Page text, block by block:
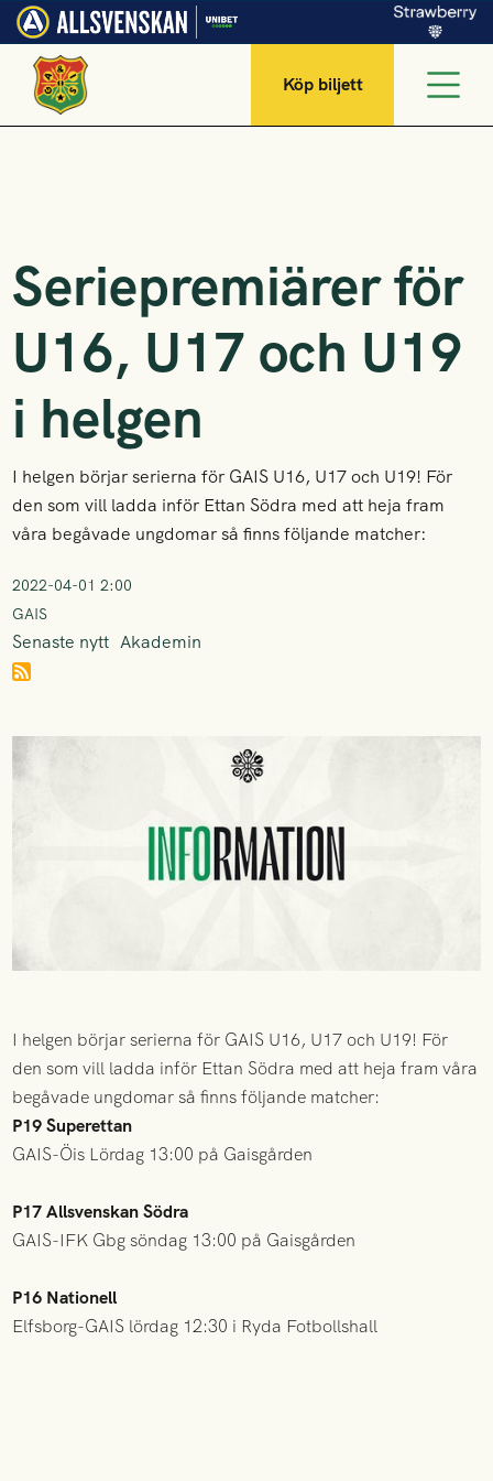
Köp biljett
Seriepremiärer för
U16, U17 och U19
i helgen
I helgen börjar serierna för GAIS U16, U17 och U19! För
den som vill ladda inför Ettan Södra med att heja fram
våra begåvade ungdomar så finns följande matcher:
2022-04-01 2:00
GAIS
Senaste nytt Akademin
I helgen börjar serierna för GAIS U16, U17 och U19! För
den som vill ladda inför Ettan Södra med att heja fram våra
begåvade ungdomar så finns följande matcher:
P19 Superettan
GAIS-Öis Lördag 13:00 på Gaisgården
P17 Allsvenskan Södra
GAIS-IFK Gbg söndag 13:00 på Gaisgården
P16 Nationell
Elfsborg-GAIS lördag 12:30 i Ryda Fotbollshall